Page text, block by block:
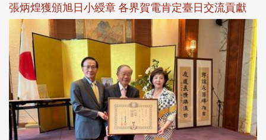
張炳煌獲頒旭日小綬章 各界賀電肯定臺日交流貢獻